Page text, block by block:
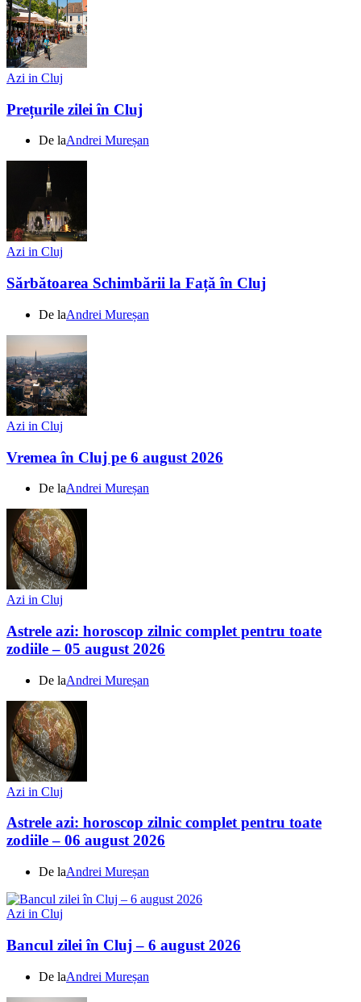
Azi in Cluj
Prețurile zilei în Cluj
De laAndrei Mureșan
Azi in Cluj
Sărbătoarea Schimbării la Față în Cluj
De laAndrei Mureșan
Azi in Cluj
Vremea în Cluj pe 6 august 2026
De laAndrei Mureșan
Azi in Cluj
Astrele azi: horoscop zilnic complet pentru toate
zodiile – 05 august 2026
De laAndrei Mureșan
Azi in Cluj
Astrele azi: horoscop zilnic complet pentru toate
zodiile – 06 august 2026
De laAndrei Mureșan
Azi in Cluj
Bancul zilei în Cluj – 6 august 2026
De laAndrei Mureșan